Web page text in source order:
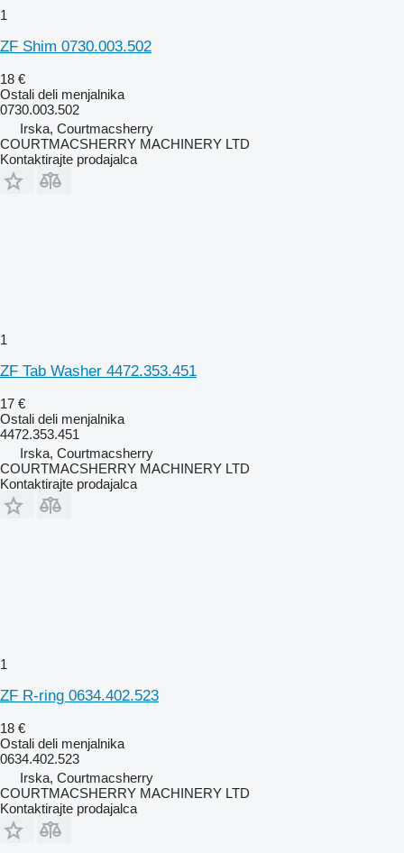
1
ZF Shim 0730.003.502
18 €
Ostali deli menjalnika
0730.003.502
Irska, Courtmacsherry
COURTMACSHERRY MACHINERY LTD
Kontaktirajte prodajalca
1
ZF Tab Washer 4472.353.451
17 €
Ostali deli menjalnika
4472.353.451
Irska, Courtmacsherry
COURTMACSHERRY MACHINERY LTD
Kontaktirajte prodajalca
1
ZF R-ring 0634.402.523
18 €
Ostali deli menjalnika
0634.402.523
Irska, Courtmacsherry
COURTMACSHERRY MACHINERY LTD
Kontaktirajte prodajalca